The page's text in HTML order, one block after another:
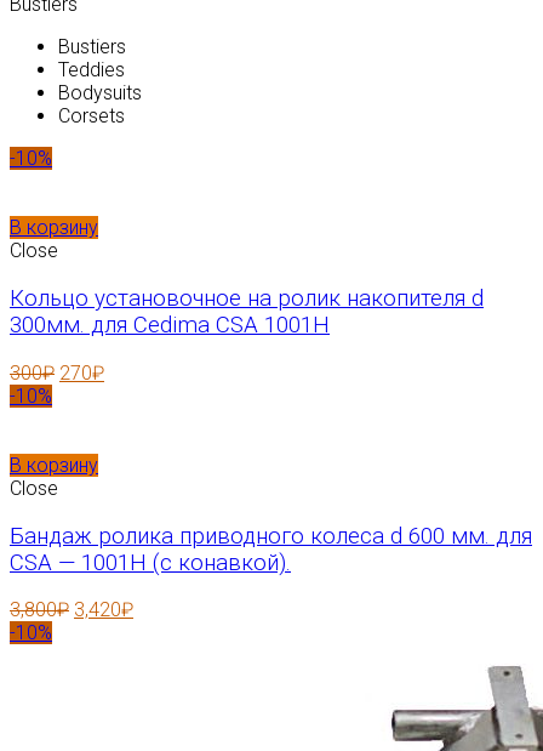
Bustiers
Bustiers
Teddies
Bodysuits
Corsets
-10%
В корзину
Close
Кольцо установочное на ролик накопителя d
300мм. для Cedima CSA 1001H
300₽ 270₽
-10%
В корзину
Close
Бандаж ролика приводного колеса d 600 мм. для
CSA — 1001H (с конавкой).
3,800₽ 3,420₽
-10%